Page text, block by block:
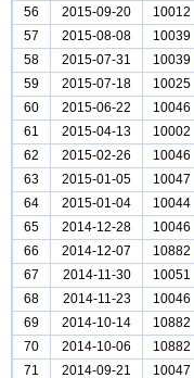
56
2015-09-20 10012
57
2015-08-08 10039
58
2015-07-31 10039
59
2015-07-18 10025
60
2015-06-22 10046
61
2015-04-13 10002
62
2015-02-26 10046
63
2015-01-05 10047
64
2015-01-04 10044
65
2014-12-28 10046
66
2014-12-07 10882
67
2014-11-30 10051
68
2014-11-23 10046
69
2014-10-14 10882
70
2014-10-06 10882
71
2014-09-21 10047